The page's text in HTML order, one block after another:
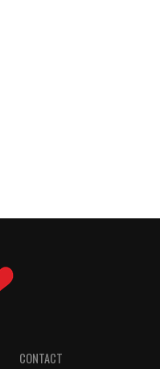
CONTACT